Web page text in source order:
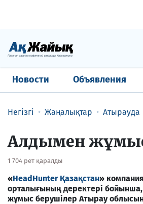
Новости Объявления
Негізгі Жаңалықтар Атырауда
Алдымен
1 704 рет қаралды
«HeadHunter Қазақстан»
орталығының деректері бойынша,
жұмыс берушілер Атырау